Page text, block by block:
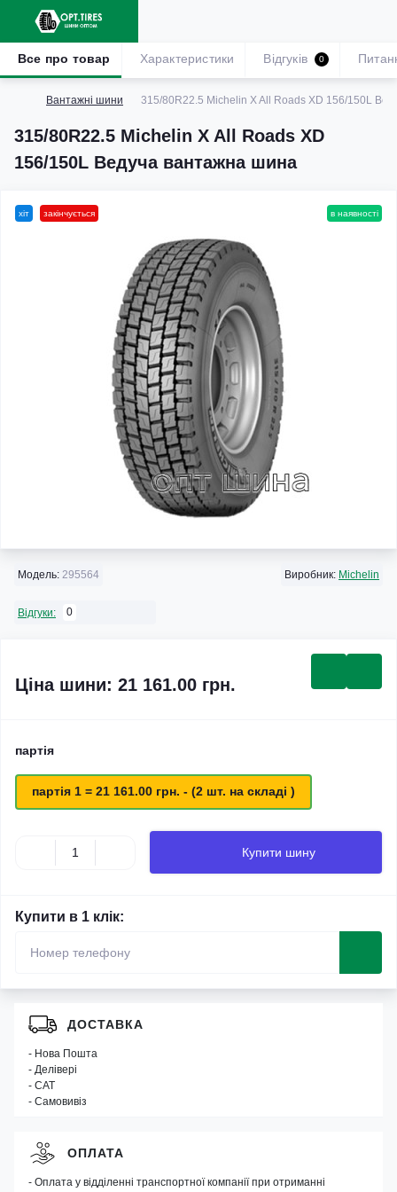
Вантажні шини 315/80R22.5 Michelin X All Roads XD 156/150L
315/80R22.5 Michelin X All Roads XD
156/150L Ведуча вантажна шина
Все про товар Характеристики Відгуків 0
хіт закінчується в наявності
Модель: 295564 Виробник: Michelin
Відгуки: 0
Ціна шини: 21 161.00 грн.
партія
партія 1 = 21 161.00 грн. - (2 шт. на складі )
Купити шину
Купити в 1 клік:
ДОСТАВКА
- Нова Пошта
- Делівері
- САТ
- Самовивіз
ОПЛАТА
- Оплата у відділенні транспортної компанії при отриманні